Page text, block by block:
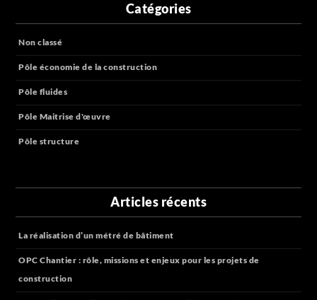
Catégories
Non classé
Pôle économie de la construction
Pôle fluides
Pôle Maitrise d'œuvre
Pôle structure
Articles récents
La réalisation d’un métré de bâtiment
OPC Chantier : rôle, missions et enjeux pour les projets de
construction